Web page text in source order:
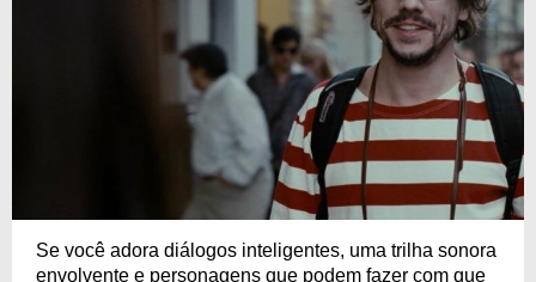
Se você adora diálogos inteligentes, uma trilha sonora
envolvente e personagens que podem fazer com que